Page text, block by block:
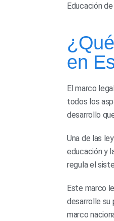
Educación
en
El marco
todos los
desarrollo
Una de las
educación y
regula el
Este marco
desarrolle su
marco